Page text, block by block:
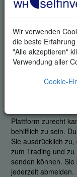
Wir verwenden
die beste
"Alle akzeptieren"
Verwendung aller
Cookie-
wichtig zu
all ihren Stärken
Telefonnummer
Plattform zurecht
behilflich zu sein.
Sie ausdrücklich
zum Trading und
senden können.
jederzeit abmelden.